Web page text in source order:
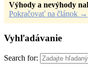
Výhody a nevýhody
Pokračovať na článok →
Vyhľadávanie
Search for: